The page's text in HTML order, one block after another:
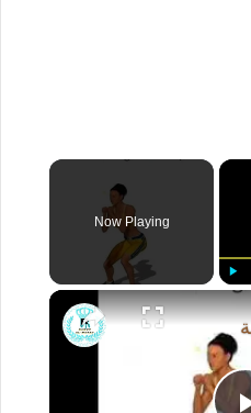
Play
Now Playing